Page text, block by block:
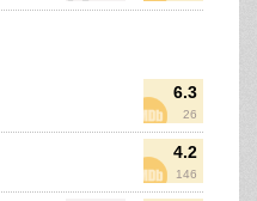
6.3
26
4.2
146